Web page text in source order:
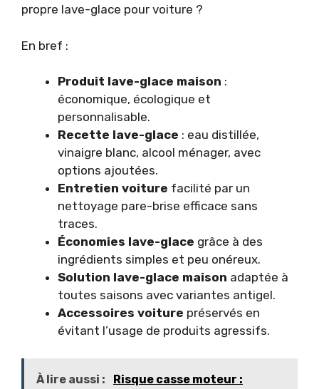
propre lave-glace pour voiture ?
En bref :
Produit lave-glace maison :
économique, écologique et
personnalisable.
Recette lave-glace : eau distillée,
vinaigre blanc, alcool ménager, avec
options ajoutées.
Entretien voiture facilité par un
nettoyage pare-brise efficace sans
traces.
Économies lave-glace grâce à des
ingrédients simples et peu onéreux.
Solution lave-glace maison adaptée à
toutes saisons avec variantes antigel.
Accessoires voiture préservés en
évitant l’usage de produits agressifs.
À lire aussi :
Risque casse moteur :